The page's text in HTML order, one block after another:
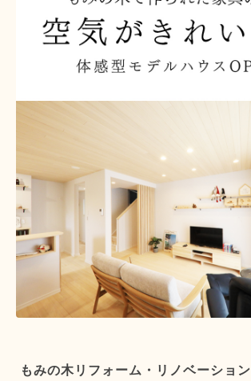
もみの木リフォーム・リノベーション